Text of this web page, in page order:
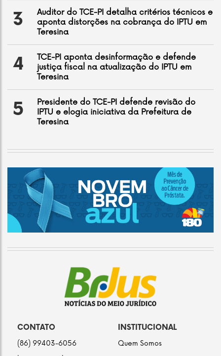
3
Auditor do TCE-PI detalha critérios técnicos e
aponta distorções na cobrança do IPTU em
Teresina
4
TCE-PI aponta desinformação e defende
justiça fiscal na atualização do IPTU em
Teresina
5
Presidente do TCE-PI defende revisão do
IPTU e elogia iniciativa da Prefeitura de
Teresina
CONTATO
(86) 99403-6056
INSTITUCIONAL
Quem Somos